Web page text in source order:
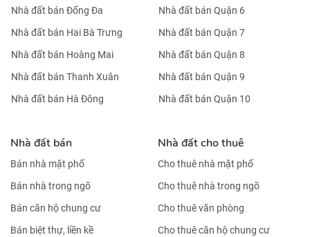
Nhà đất bán Đống Đa
Nhà đất bán Hai Bà Trưng
Nhà đất bán Hoàng Mai
Nhà đất bán Thanh Xuân
Nhà đất bán Hà Đông
Nhà đất bán Quận 6
Nhà đất bán Quận 7
Nhà đất bán Quận 8
Nhà đất bán Quận 9
Nhà đất bán Quận 10
Nhà đất bán
Bán nhà mặt phố
Bán nhà trong ngõ
Bán căn hộ chung cư
Bán biệt thự, liền kề
Nhà đất cho thuê
Cho thuê nhà mặt phố
Cho thuê nhà trong ngõ
Cho thuê văn phòng
Cho thuê căn hộ chung cư